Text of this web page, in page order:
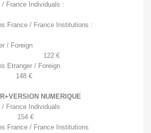
/ France Individuals :
France / France Institutions :
/ Foreign
: 122  €
Etranger / Foreign
 €
NUMERIQUE
/ France Individuals
 €
France / France Institutions